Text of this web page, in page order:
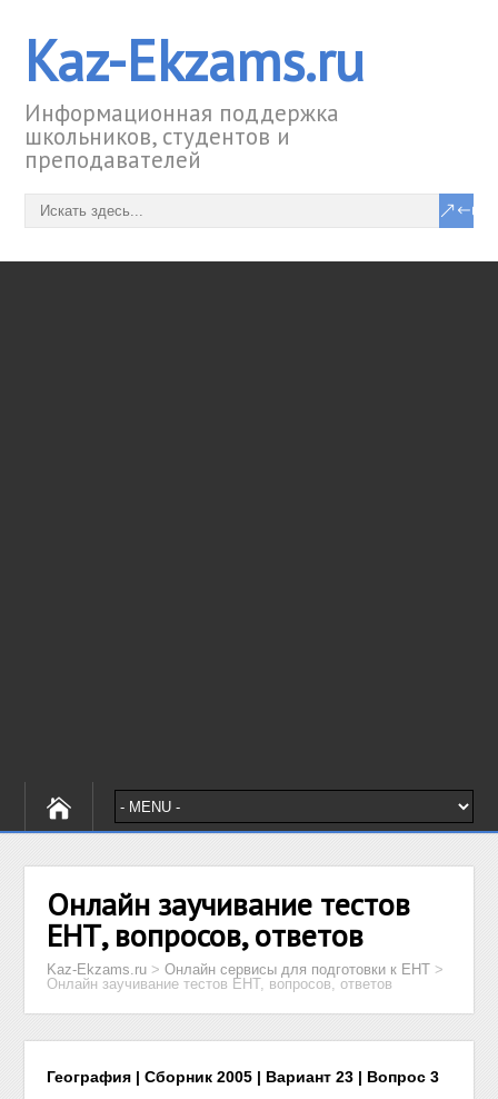
Kaz-Ekzams.ru
Информационная поддержка
школьников, студентов и
преподавателей
Онлайн заучивание тестов
ЕНТ, вопросов, ответов
Kaz-Ekzams.ru >Онлайн сервисы для подготовки к ЕНТ >
Онлайн заучивание тестов ЕНТ, вопросов, ответов
География | Сборник 2005 | Вариант 23 | Вопрос 3